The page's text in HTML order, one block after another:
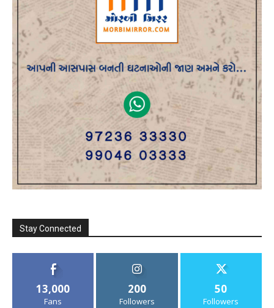
Stay Connected
13,000
Fans
200
Followers
50
Followers